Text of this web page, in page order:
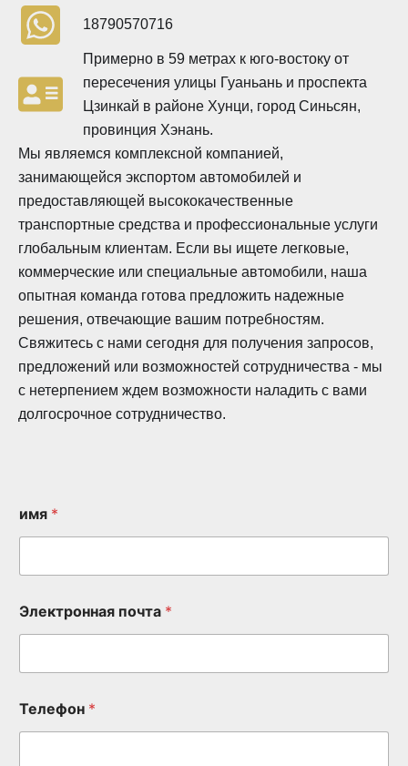
18790570716
Примерно в 59 метрах к юго-востоку от
пересечения улицы Гуаньань и проспекта
Цзинкай в районе Хунци, город Синьсян,
провинция Хэнань.
Мы являемся комплексной компанией,
занимающейся экспортом автомобилей и
предоставляющей высококачественные
транспортные средства и профессиональные услуги
глобальным клиентам. Если вы ищете легковые,
коммерческие или специальные автомобили, наша
опытная команда готова предложить надежные
решения, отвечающие вашим потребностям.
Свяжитесь с нами сегодня для получения запросов,
предложений или возможностей сотрудничества - мы
с нетерпением ждем возможности наладить с вами
долгосрочное сотрудничество.
имя *
Электронная почта *
Телефон *